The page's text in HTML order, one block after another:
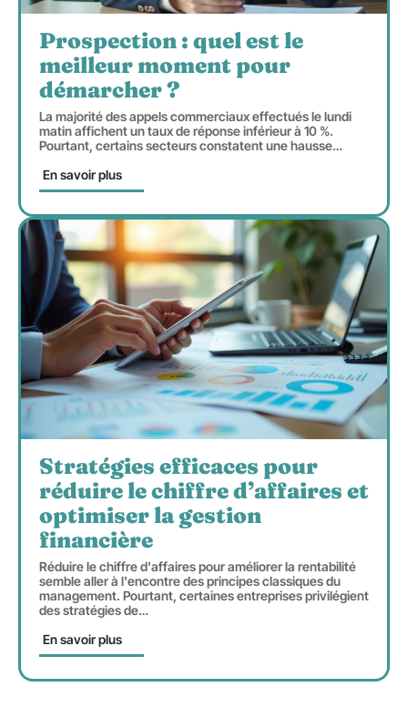
Prospection : quel est le
meilleur moment pour
démarcher ?
La majorité des appels commerciaux effectués le lundi
matin affichent un taux de réponse inférieur à 10 %.
Pourtant, certains secteurs constatent une hausse…
En savoir plus
Stratégies efficaces pour
réduire le chiffre d’affaires et
optimiser la gestion
financière
Réduire le chiffre d'affaires pour améliorer la rentabilité
semble aller à l'encontre des principes classiques du
management. Pourtant, certaines entreprises privilégient
des stratégies de…
En savoir plus